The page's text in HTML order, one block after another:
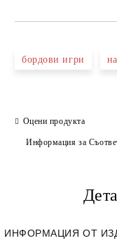
бордови игри
Оцени продукта
Информация за
ИНФОРМАЦИЯ ОТ